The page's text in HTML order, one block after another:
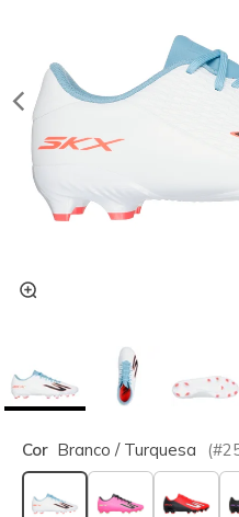
Cor Branco / Turquesa (#